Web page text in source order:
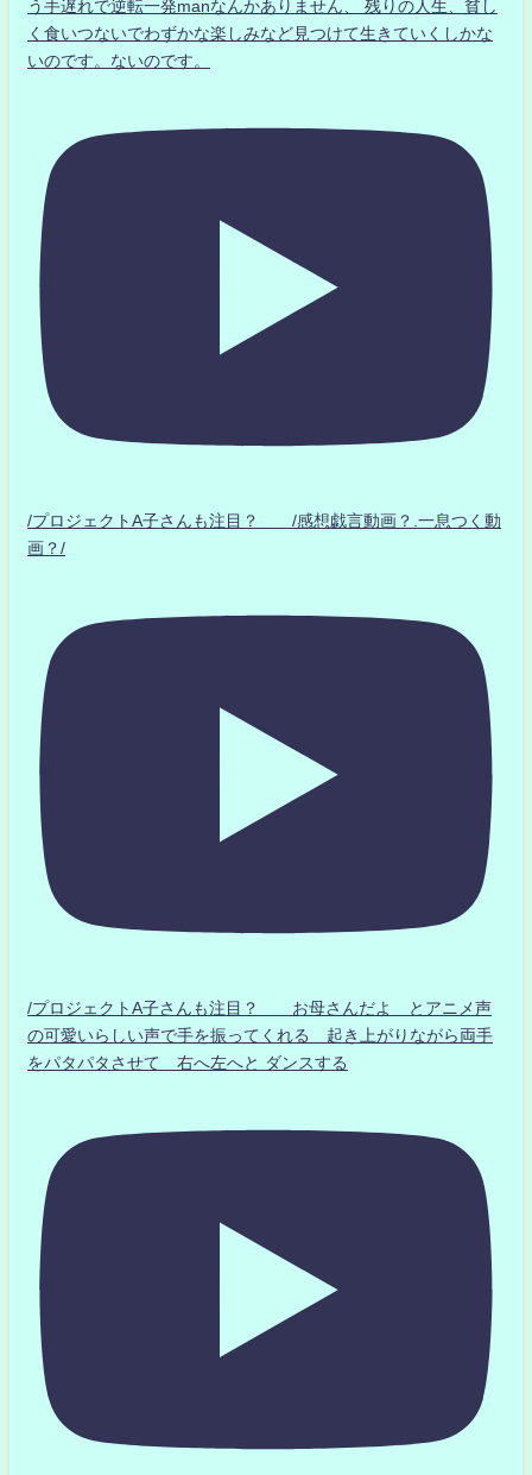
う手遅れで逆転一発manなんかありません、 残りの人生、貧し
く食いつないでわずかな楽しみなど見つけて生きていくしかな
いのです。ないのです。
/プロジェクトA子さんも注目？ /感想戯言動画？.一息つく動
画？/
/プロジェクトA子さんも注目？ お母さんだよ とアニメ声
の可愛いらしい声で手を振ってくれる 起き上がりながら両手
をパタパタさせて 右へ左へと ダンスする